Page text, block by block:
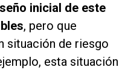
inicial de este
, pero que
situación de riesgo
esta situación